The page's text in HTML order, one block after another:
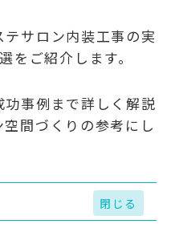
サロン内装工事の実
をご紹介します。
事例まで詳しく解説
間づくりの参考にし